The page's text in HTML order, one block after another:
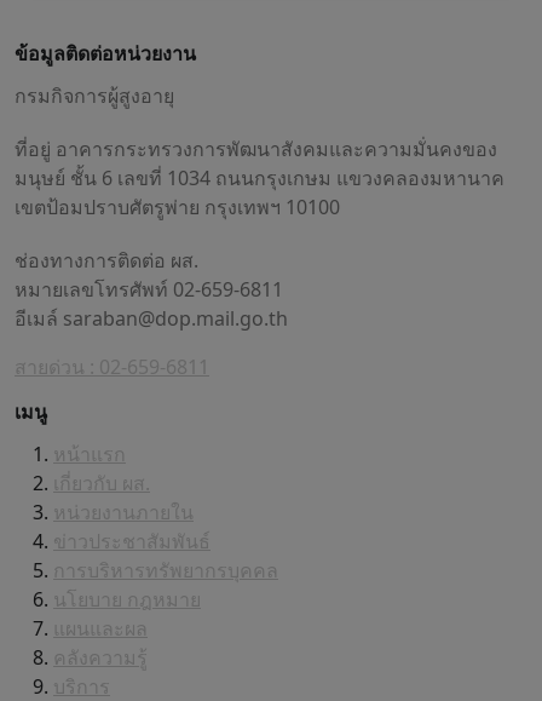
ข้อมูลติดต่อหน่วยงาน
กรมกิจการผู้สูงอายุ
ที่อยู่ อาคารกระทรวงการพัฒนาสังคมและความมั่นคงของ
มนุษย์ ชั้น 6 เลขที่ 1034 ถนนกรุงเกษม แขวงคลองมหานาค
เขตป้อมปราบศัตรูพ่าย กรุงเทพฯ 10100
ช่องทางการติดต่อ ผส.
หมายเลขโทรศัพท์ 02-659-6811
อีเมล์ saraban@dop.mail.go.th
สายด่วน : 02-659-6811
เมนู
หน้าแรก
เกี่ยวกับ ผส.
หน่วยงานภายใน
ข่าวประชาสัมพันธ์
การบริหารทรัพยากรบุคคล
นโยบาย กฎหมาย
แผนและผล
คลังความรู้
บริการ